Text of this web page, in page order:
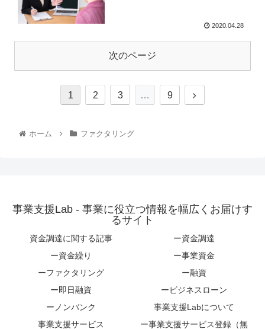
2020.04.28
次のページ
1 2 3 … 9
ホーム ファクタリング
事業支援Lab - 事業に役立つ情報を幅広くお届けす
るサイト
資金調達に関する記事
ー資金調達
ー資金繰り
ー事業資金
ーファクタリング
ー融資
ー即日融資
ービジネスローン
ーノンバンク
事業支援Labについて
事業支援サービス
ー事業支援サービス登録（無